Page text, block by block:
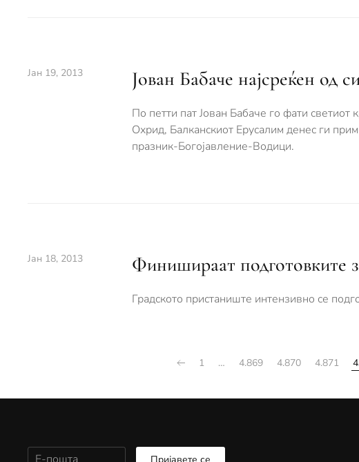
Јан 19, 2013 Јован Бабаче најсреќен од
По петти пат Јован Бабаче го фати светиот
Охрид, Балканскиот Ерусалим денес ги
празник-Богојавление-Водици.
Јан 18, 2013 Финишираат подготовките
Градското пристаниште интензивно се
1 … 4.869 4.870 4.871
Пријавете се